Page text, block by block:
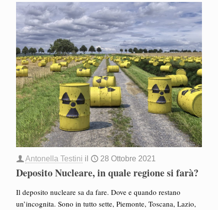
Antonella Testini il 28 Ottobre 2021
Deposito Nucleare, in quale regione si farà?
Il deposito nucleare sa da fare. Dove e quando restano
un’incognita. Sono in tutto sette, Piemonte, Toscana, Lazio,